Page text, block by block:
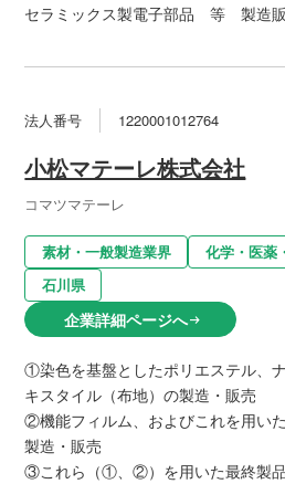
セラミックス製電子部品 等 製造
法人番号 1220001012764
小松マテーレ株式会社
コマツマテーレ
素材・一般製造業界
化学・医薬
石川県
企業詳細ページへarrow_right_alt
①染色を基盤としたポリエステル、
キスタイル（布地）の製造・販売
②機能フィルム、およびこれを用い
製造・販売
③これら（①、②）を用いた最終製